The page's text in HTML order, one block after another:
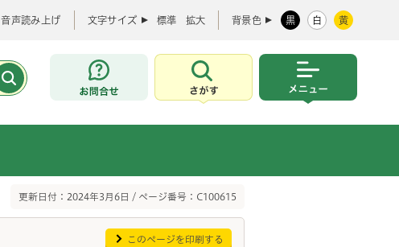
音声読み上げ 文字サイズ 標準 拡大 背景色 黒 白 黄
お問合せ
さがす
更新日付：2024年3月6日 / ページ番号：C100615
このページを印刷する